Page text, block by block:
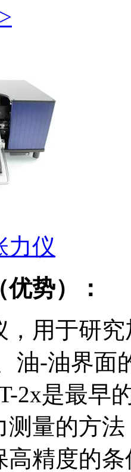
力仪
势）：
，用于研
油-油界面
2x是最早
测量的方
高精度的